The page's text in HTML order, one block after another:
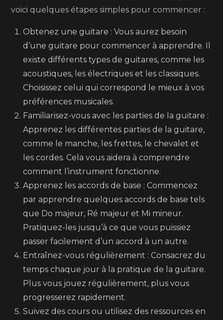
voici quelques étapes simples pour commencer :
Obtenez une guitare : Vous aurez besoin
d’une guitare pour commencer à apprendre. Il
existe différents types de guitares, comme les
acoustiques, les électriques et les classiques.
Choisissez celui qui correspond le mieux à vos
préférences musicales.
Familiarisez-vous avec les parties de la guitare :
Apprenez les différentes parties de la guitare,
comme le manche, les frettes, le chevalet et
les cordes. Cela vous aidera à comprendre
comment l’instrument fonctionne.
Apprenez les accords de base : Commencez
par apprendre quelques accords de base tels
que Do majeur, Ré majeur et Mi mineur.
Pratiquez-les jusqu’à ce que vous puissiez
passer facilement d’un accord à un autre.
Entraînez-vous régulièrement : Consacrez du
temps chaque jour à la pratique de la guitare.
Plus vous jouez régulièrement, plus vous
progresserez rapidement.
Suivez des cours ou utilisez des ressources en